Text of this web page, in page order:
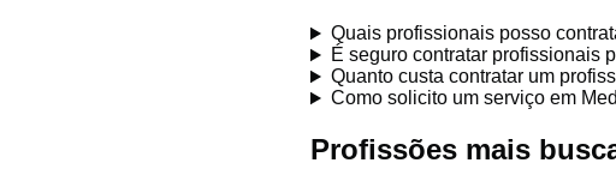
Quais profissionais posso
É seguro contratar profissionais
Quanto custa contratar um
Como solicito um serviço em
Profissões mais